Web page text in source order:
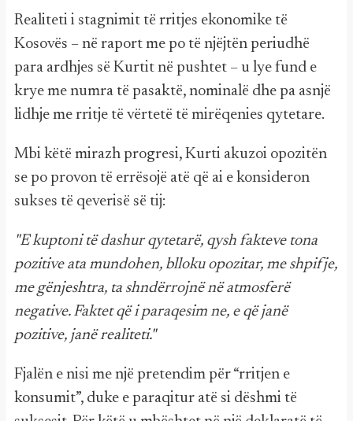
Realiteti i stagnimit të rritjes ekonomike të
Kosovës – në raport me po të njëjtën periudhë
para ardhjes së Kurtit në pushtet – u lye fund e
krye me numra të pasaktë, nominalë dhe pa asnjë
lidhje me rritje të vërtetë të mirëqenies qytetare.
Mbi këtë mirazh progresi, Kurti akuzoi opozitën
se po provon të errësojë atë që ai e konsideron
sukses të qeverisë së tij:
"E kuptoni të dashur qytetarë, qysh fakteve tona
pozitive ata mundohen, blloku opozitar, me shpifje,
me gënjeshtra, ta shndërrojnë në atmosferë
negative. Faktet që i paraqesim ne, e që janë
pozitive, janë realiteti."
Fjalën e nisi me një pretendim për “rritjen e
konsumit”, duke e paraqitur atë si dëshmi të